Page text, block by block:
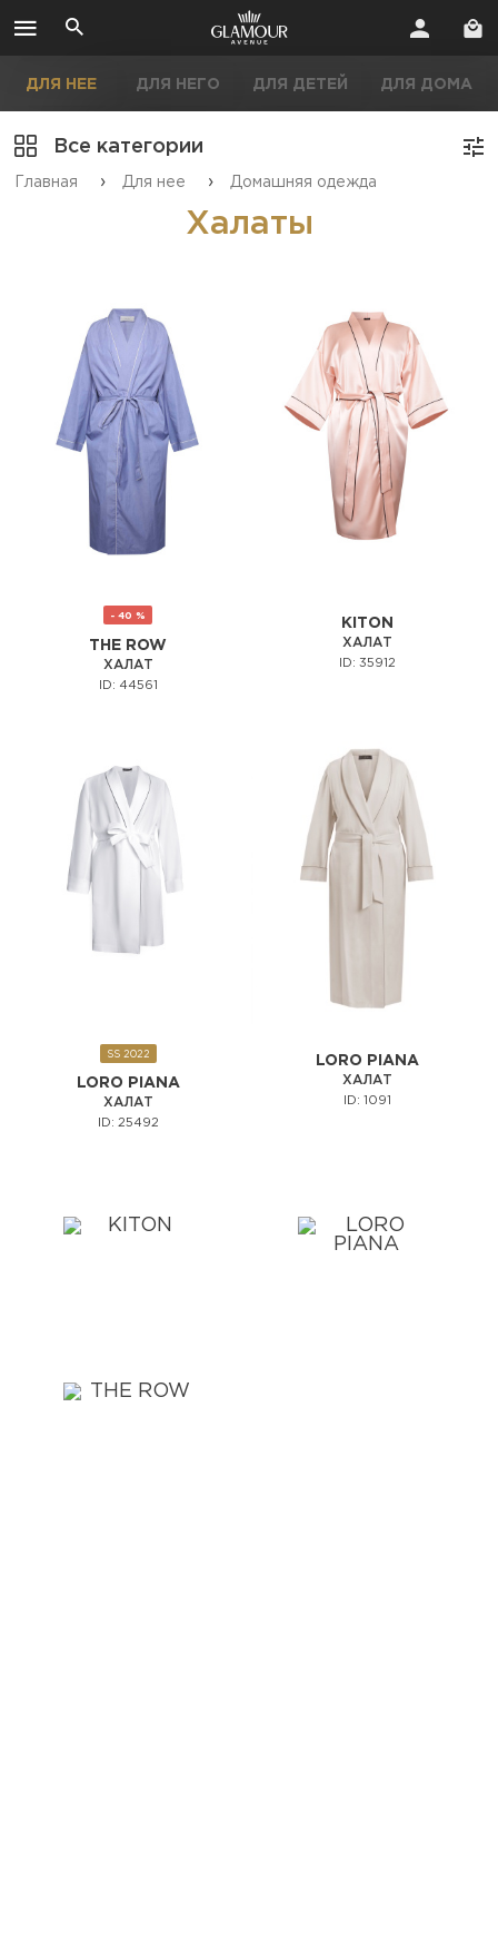
ДЛЯ НЕЕ ДЛЯ НЕГО ДЛЯ ДЕТЕЙ ДЛЯ ДОМА
Все категории
Главная › Для нее › Домашняя одежда
Халаты
- 40 %
THE ROW
ХАЛАТ
ID: 44561
KITON
ХАЛАТ
ID: 35912
SS 2022
LORO PIANA
ХАЛАТ
ID: 25492
LORO PIANA
ХАЛАТ
ID: 1091